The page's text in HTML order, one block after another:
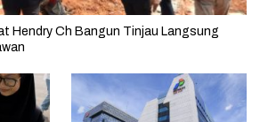
Hendry Ch Bangun Tinjau Langsung